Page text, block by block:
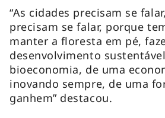
“As cidades precisam se
precisam se falar, porque
manter a floresta em pé,
desenvolvimento
bioeconomia, de uma
inovando sempre, de uma
ganhem” destacou.